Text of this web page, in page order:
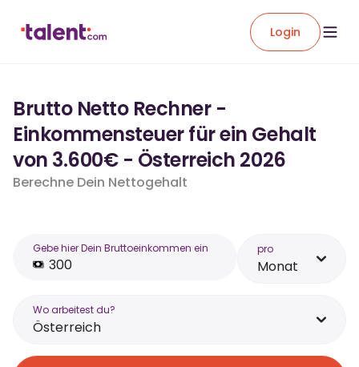
Login
Brutto Netto Rechner -
Einkommensteuer für ein Gehalt
von 3.600€ - Österreich 2026
Berechne Dein Nettogehalt
Gebe hier Dein Bruttoeinkommen ein pro
Monat
Wo arbeitest du?
Österreich